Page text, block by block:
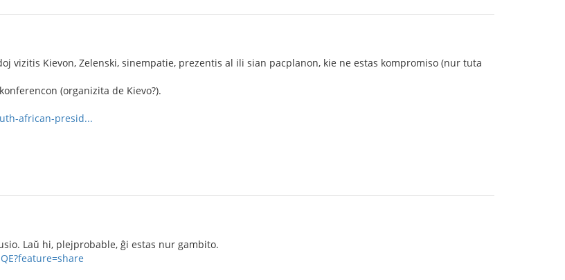
vizitis Kievon, Zelenski, sinempatie, prezentis al ili sian pacplanon, kie ne estas kompromiso (nur tuta
(organizita de Kievo?).
african-presid...
Laŭ hi, plejprobable, ĝi estas nur gambito.